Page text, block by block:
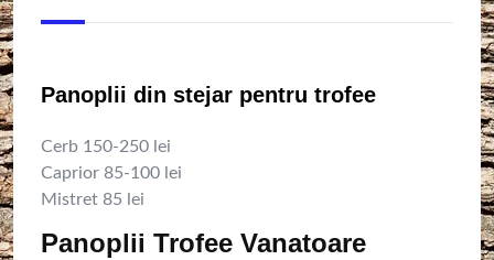
Panoplii din stejar pentru trofee
Cerb 150-250 lei
Caprior 85-100 lei
Mistret 85 lei
Panoplii Trofee Vanatoare